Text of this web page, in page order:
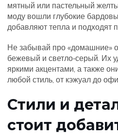
мятный или пастельный
моду вошли глубокие
добавляют тепла и подходят
Не забывай про «домашние»
бежевый и светло‑серый. Их
яркими акцентами, а также
любой стиль, от кэжуал до
Стили и
стоит